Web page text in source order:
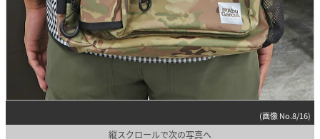
(画像 No.8/16)
縦スクロールで次の写真へ